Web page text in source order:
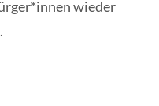
wieder